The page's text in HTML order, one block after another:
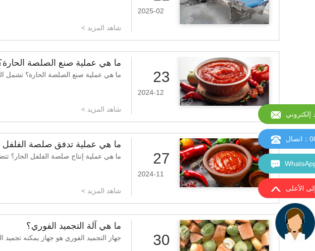
شاهد المزيد >
2025-02
ما هي عملية صنع الصلصة
ما هي عملية صنع الصلصة الحارة؟ تشمل
شاهد المزيد >
23
2024-12
ما هي عملية تدفق صلصة الفلفل
ما هي عملية إنتاج صلصة الفلفل الحار؟
شاهد المزيد >
27
2024-11
ما هي آلة التجميد الفوري؟
جهاز التجميد الفوري هو جهاز يمكنه 30
إلكتروني
：اتصال
الأعلى